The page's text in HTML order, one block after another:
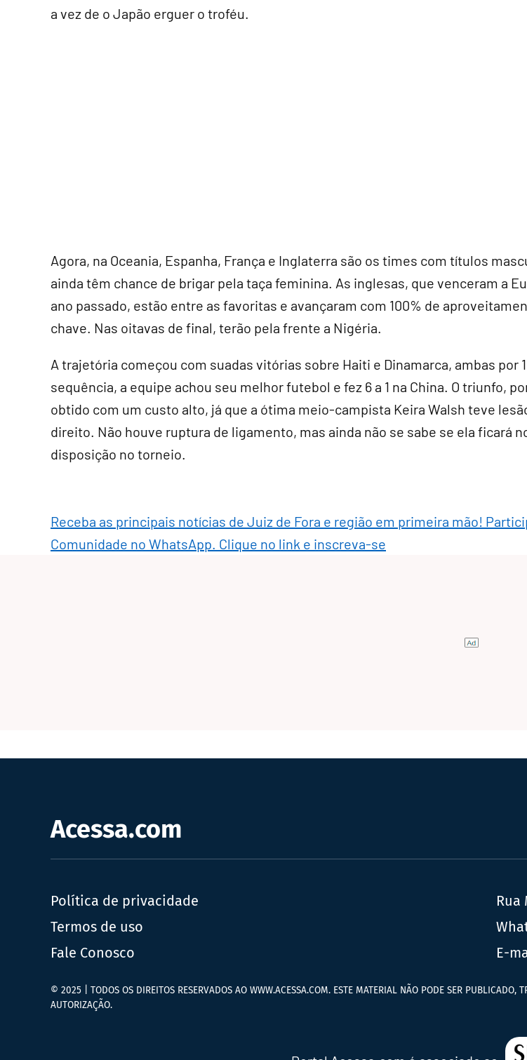
a vez de o Japão erguer o troféu.
Agora, na Oceania, Espanha, França e Inglaterra são os times com títulos
ainda têm chance de brigar pela taça feminina. As inglesas, que venceram a
ano passado, estão entre as favoritas e avançaram com 100% de
chave. Nas oitavas de final, terão pela frente a Nigéria.
A trajetória começou com suadas vitórias sobre Haiti e Dinamarca, ambas por 1
sequência, a equipe achou seu melhor futebol e fez 6 a 1 na China. O triunfo,
obtido com um custo alto, já que a ótima meio-campista Keira Walsh teve
direito. Não houve ruptura de ligamento, mas ainda não se sabe se ela ficará
disposição no torneio.
Receba as principais notícias de Juiz de Fora e região em primeira mão!
Comunidade no WhatsApp. Clique no link e inscreva-se
Acessa.com
Política de privacidade
Termos de uso
Fale Conosco
Rua
E-
© 2025 | TODOS OS DIREITOS RESERVADOS AO WWW.ACESSA.COM. ESTE MATERIAL NÃO PODE SER PUBLICADO,
AUTORIZAÇÃO.